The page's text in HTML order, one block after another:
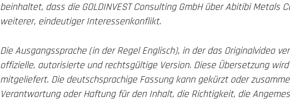
beinhaltet, dass die GOLDINVEST Consulting GmbH über Abitibi Metals
weiterer, eindeutiger Interessenkonflikt.
Die Ausgangssprache (in der Regel Englisch), in der das Originalvideo
offizielle, autorisierte und rechtsgültige Version. Diese Übersetzung
mitgeliefert. Die deutschsprachige Fassung kann gekürzt oder
Verantwortung oder Haftung für den Inhalt, die Richtigkeit, die